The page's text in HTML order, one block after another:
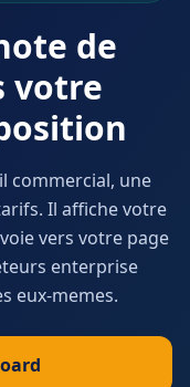
de
votre
commercial, une
Il affiche votre
vers votre page
enterprise
eux-memes.